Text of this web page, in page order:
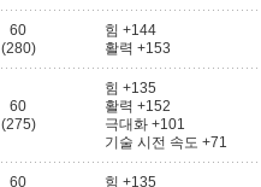
60
(280)
힘 +144
활력 +153
60
(275)
힘 +135
활력 +152
극대화 +101
기술 시전 속도 +71
60
힘 +135